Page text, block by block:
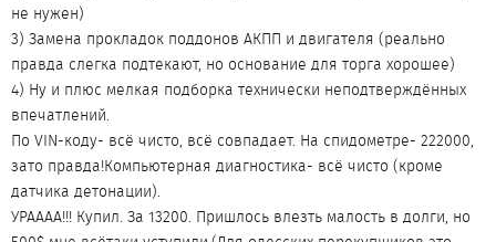
не нужен)
3) Замена прокладок поддонов АКПП и двигателя (реально
правда слегка подтекают, но основание для торга хорошее)
4) Ну и плюс мелкая подборка технически неподтверждённых
впечатлений.
По VIN-коду- всё чисто, всё совпадает. На спидометре- 222000,
зато правда!Компьютерная диагностика- всё чисто (кроме
датчика детонации).
УРАААА!!! Купил. За 13200. Пришлось влезть малость в долги, но